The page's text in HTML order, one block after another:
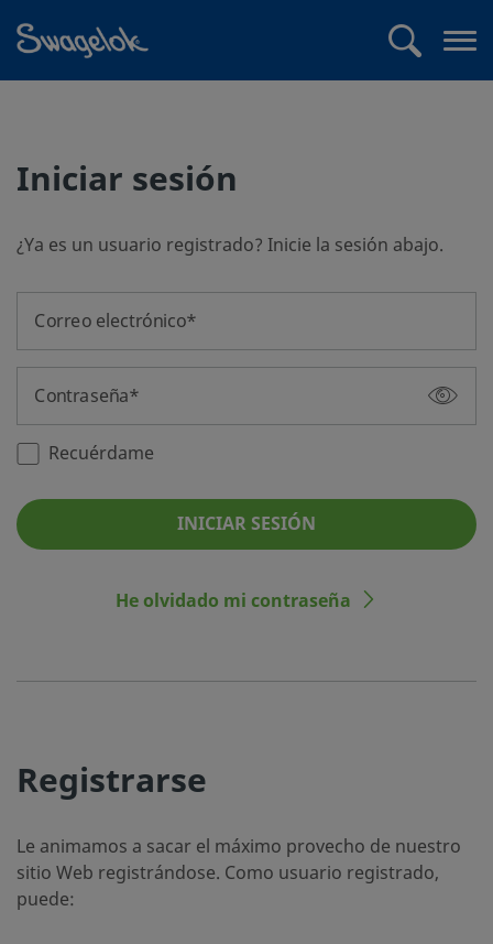
Iniciar sesión
¿Ya es un usuario registrado? Inicie la sesión abajo.
Correo electrónico
Contraseña
Recuérdame
INICIAR SESIÓN
He olvidado mi contraseña
Registrarse
Le animamos a sacar el máximo provecho de nuestro
sitio Web registrándose. Como usuario registrado,
puede: